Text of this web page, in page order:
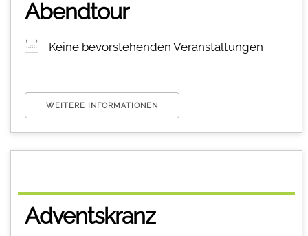
Abendtour
Keine bevorstehenden Veranstaltungen
WEITERE INFORMATIONEN
Adventskranz